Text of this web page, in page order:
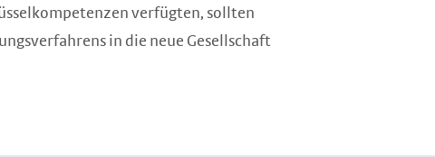
verfügten, sollten
in die neue Gesellschaft